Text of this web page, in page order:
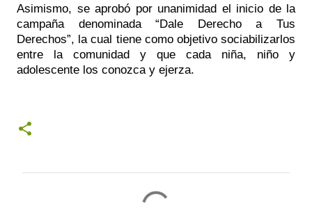
Asimismo, se aprobó por unanimidad el inicio de la
campaña denominada “Dale Derecho a Tus
Derechos”, la cual tiene como objetivo sociabilizarlos
entre la comunidad y que cada niña, niño y
adolescente los conozca y ejerza.